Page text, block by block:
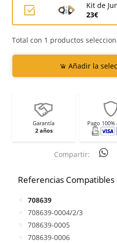
Kit de
23€
Total con 1 productos
Añadir la
Garantía
2 años
Pago 100%
Compartir:
Referencias Compatibles
708639
708639-0004/2/3
708639-0005
708639-0006